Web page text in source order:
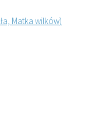
Matka wilków)